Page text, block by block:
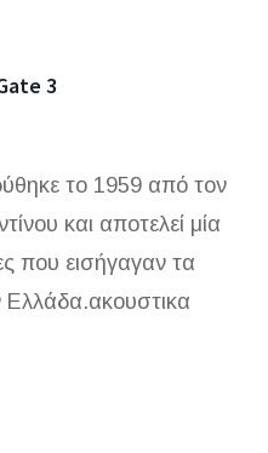
3
το 1959 από τον
και αποτελεί μία
που εισήγαγαν τα
Ελλάδα.ακουστικα